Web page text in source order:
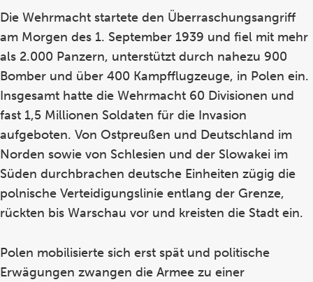
Die Wehrmacht startete den Überraschungsangriff
am Morgen des 1. September 1939 und fiel mit mehr
als 2.000 Panzern, unterstützt durch nahezu 900
Bomber und über 400 Kampfflugzeuge, in Polen ein.
Insgesamt hatte die Wehrmacht 60 Divisionen und
fast 1,5 Millionen Soldaten für die Invasion
aufgeboten. Von Ostpreußen und Deutschland im
Norden sowie von Schlesien und der Slowakei im
Süden durchbrachen deutsche Einheiten zügig die
polnische Verteidigungslinie entlang der Grenze,
rückten bis Warschau vor und kreisten die Stadt ein.
Polen mobilisierte sich erst spät und politische
Erwägungen zwangen die Armee zu einer